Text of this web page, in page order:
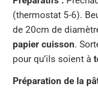
(thermostat 5-6).
de 20cm de
papier cuisson.
pour qu’ils soient à
Préparation de la